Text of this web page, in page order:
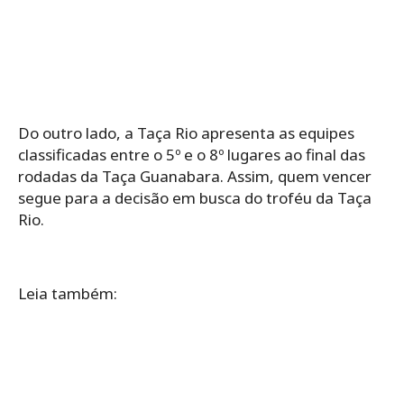
Do outro lado, a Taça Rio apresenta as equipes
classificadas entre o 5º e o 8º lugares ao final das
rodadas da Taça Guanabara. Assim, quem vencer
segue para a decisão em busca do troféu da Taça
Rio.
Leia também: